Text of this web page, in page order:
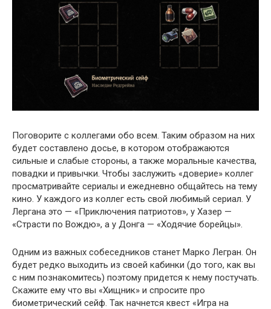
Поговорите с коллегами обо всем. Таким образом на них
будет составлено досье, в котором отображаются
сильные и слабые стороны, а также моральные качества,
повадки и привычки. Чтобы заслужить «доверие» коллег
просматривайте сериалы и ежедневно общайтесь на тему
кино. У каждого из коллег есть свой любимый сериал. У
Лергана это — «Приключения патриотов», у Хазер —
«Страсти по Вождю», а у Донга — «Ходячие борейцы».
Одним из важных собеседников станет Марко Легран. Он
будет редко выходить из своей кабинки (до того, как вы
с ним познакомитесь) поэтому придется к нему постучать.
Скажите ему что вы «Хищник» и спросите про
биометрический сейф. Так начнется квест «Игра на